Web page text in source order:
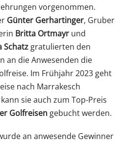
vorgenommen.
Günter Gerhartinger, Gruber
Britta Ortmayr und
Schatz gratulierten den
an die Anwesenden die
Im Frühjahr 2023 geht
nach Marrakesch
sie auch zum Top-Preis
Golfreisen gebucht werden.
an anwesende Gewinner